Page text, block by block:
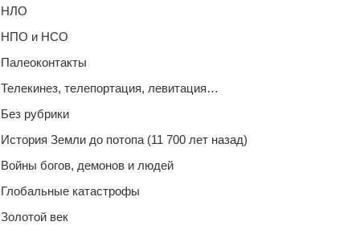
НЛО
НПО и НСО
Палеоконтакты
Телекинез, телепортация, левитация…
Без рубрики
История Земли до потопа (11 700 лет назад)
Войны богов, демонов и людей
Глобальные катастрофы
Золотой век